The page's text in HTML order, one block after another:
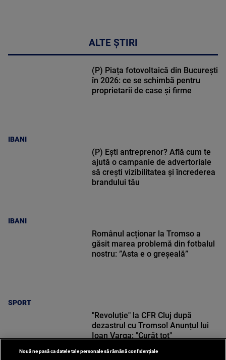
ALTE ȘTIRI
IBANI
(P) Piața fotovoltaică din București
în 2026: ce se schimbă pentru
proprietarii de case și firme
IBANI
(P) Ești antreprenor? Află cum te
ajută o campanie de advertoriale
să crești vizibilitatea și încrederea
brandului tău
SPORT
Românul acționar la Tromso a
găsit marea problemă din fotbalul
nostru: ”Asta e o greșeală”
"Revoluție" la CFR Cluj după
dezastrul cu Tromso! Anunțul lui
Ioan Varga: "Curăț tot"
Nouă ne pasă ca datele tale personale să rămână confidențiale